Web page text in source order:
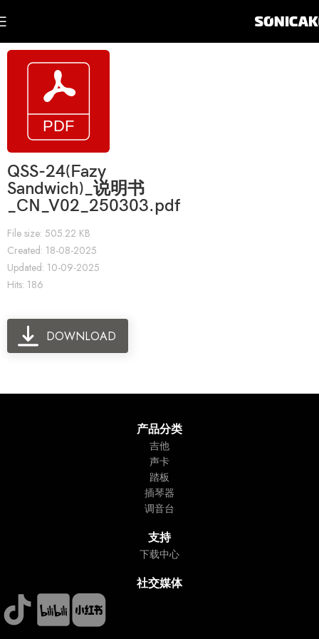
QSS-24(Fazy
Sandwich)_说明书
_CN_V02_250303.pdf
File size: 505.22 KB
Created: 18-08-2025
Updated: 10-09-2025
Hits: 186
DOWNLOAD
产品分类
吉他
声卡
踏板
插琴器
调音台
支持
下载中心
社交媒体